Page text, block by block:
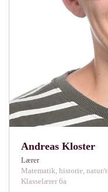
Andreas Kloster
Lærer
Matematik, historie,
Klasselærer 6a